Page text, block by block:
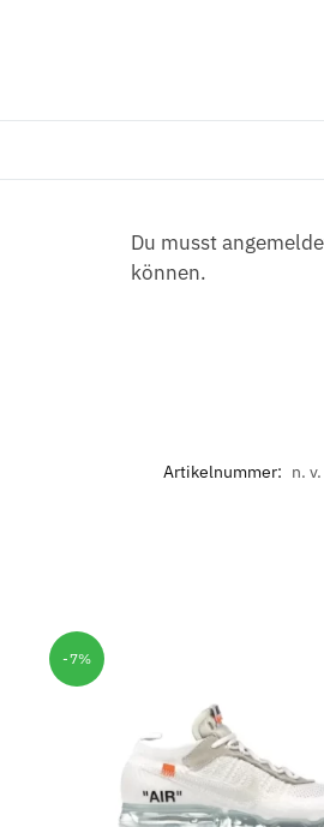
Du musst
können.
Artikelnummer: n. v.
-7%